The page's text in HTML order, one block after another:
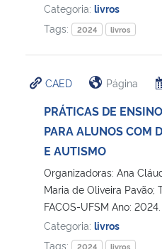
Ministério do Meio Ambiente
Ministério do Turismo
Ministério do Desenvolvimento
Controladoria-Geral da União
Ministério da Mulher, da Família e dos
Secretaria-Geral
Secretaria de Governo
Categoria: livros
Tags:
2024 livros
CAED Página
PRÁTICAS DE
PARA ALUNOS COM
E AUTISMO
Organizadoras: Ana
Maria de Oliveira Pavão;
FACOS-UFSM Ano: 2024.
Categoria: livros
Tags:
2024 livros